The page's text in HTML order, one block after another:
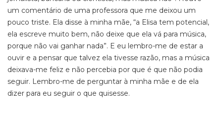
um comentário de uma professora que me deixou um
pouco triste. Ela disse à minha mãe, “a Elisa tem potencial,
ela escreve muito bem, não deixe que ela vá para música,
porque não vai ganhar nada”. E eu lembro-me de estar a
ouvir e a pensar que talvez ela tivesse razão, mas a música
deixava-me feliz e não percebia por que é que não podia
seguir. Lembro-me de perguntar à minha mãe e de ela
dizer para eu seguir o que quisesse.